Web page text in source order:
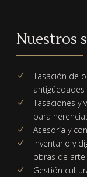
Nuestros
N
Tasación de
antigüedades
N
Tasaciones y
para
N Asesoría y
N
Inventario y
obras de arte
N Gestión